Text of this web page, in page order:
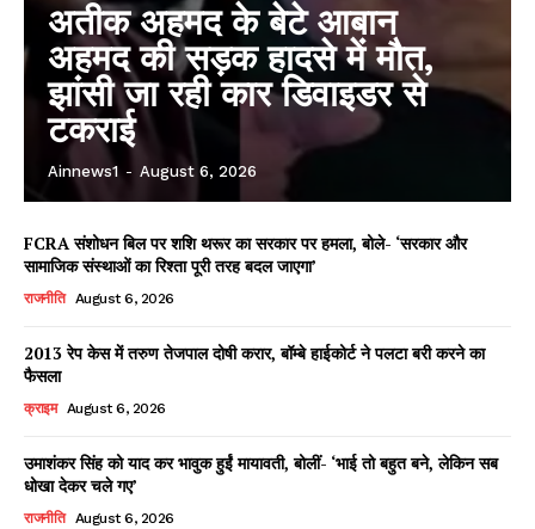
Facebook
X WhatsApp
Share
अतीक अहमद के बेटे आबान
अहमद की सड़क हादसे में मौत,
झांसी जा रही कार डिवाइडर से
टकराई
Ainnews1 - August 6, 2026
FCRA संशोधन बिल पर शशि थरूर का सरकार पर हमला, बोले- ‘सरकार और
सामाजिक संस्थाओं का रिश्ता पूरी तरह बदल जाएगा’
राजनीति August 6, 2026
2013 रेप केस में तरुण तेजपाल दोषी करार, बॉम्बे हाईकोर्ट ने पलटा बरी करने का
फैसला
क्राइम August 6, 2026
उमाशंकर सिंह को याद कर भावुक हुईं मायावती, बोलीं- ‘भाई तो बहुत बने, लेकिन सब
धोखा देकर चले गए’
राजनीति August 6, 2026